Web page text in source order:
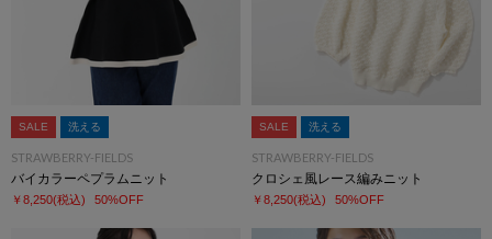
SALE 洗える
STRAWBERRY-FIELDS
バイカラーペプラムニット
￥8,250(税込) 50%OFF
SALE 洗える
STRAWBERRY-FIELDS
クロシェ風レース編みニット
￥8,250(税込) 50%OFF